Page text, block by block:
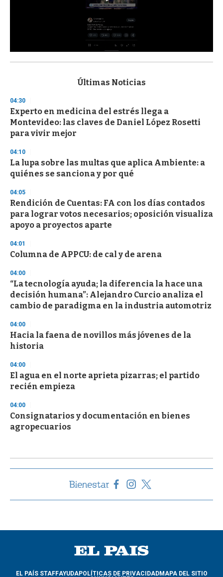
s
d
s
o
f
3
s
e
c
o
d
s
Últimas Noticias
04:30
Experto en medicina del estrés llega a
Montevideo: las claves de Daniel López Rosetti
para vivir mejor
04:10
La lupa sobre las multas que aplica Ambiente: a
quiénes se sanciona y por qué
04:05
Rendición de Cuentas: FA con los días contados
para lograr votos necesarios; oposición visualiza
apoyo a proyectos aparte
04:01
Columna de APPCU: de cal y de arena
04:00
“La tecnología ayuda; la diferencia la hace una
decisión humana”: Alejandro Curcio analiza el
cambio de paradigma en la industria automotriz
04:00
Hacia la faena de novillos más jóvenes de la
historia
04:00
El agua en el norte aprieta pizarras; el partido
recién empieza
04:00
Consignatarios y documentación en bienes
agropecuarios
EL PAÍS STAFFAYUDAPOLÍTICAS DE PRIVACIDADMAPA DEL SITIO